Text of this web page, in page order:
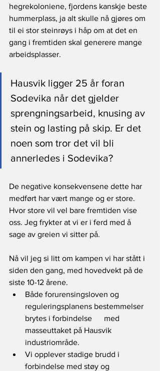
hegrekoloniene, fjordens kanskje beste
hummerplass, ja alt skulle nå gjøres om
til ei stor steinrøys i håp om at det en
gang i fremtiden skal generere mange
arbeidsplasser.
Hausvik ligger 25 år foran
Sodevika når det gjelder
sprengningsarbeid, knusing av
stein og lasting på skip. Er det
noen som tror det vil bli
annerledes i Sodevika?
De negative konsekvensene dette har
medført har vært mange og er store.
Hvor store vil vel bare fremtiden vise
oss. Jeg frykter at vi er i ferd med å
sage av greien vi sitter på.
Nå vil jeg si litt om kampen vi har stått i
siden den gang, med hovedvekt på de
siste 10-12 årene.
Både forurensingsloven og
reguleringsplanens bestemmelser
brytes i forbindelse      med
masseuttaket på Hausvik
industriområde.
Vi opplever stadige brudd i
forbindelse med støy og